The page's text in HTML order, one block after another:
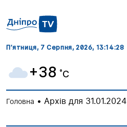
П’ятниця, 7 Серпня, 2026, 13:14:28
+38 ˚C
Головна • Архів для 31.01.2024